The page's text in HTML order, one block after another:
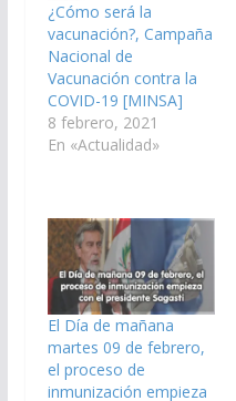
¿Cómo será la
vacunación?, Campaña
Nacional de
Vacunación contra la
COVID-19 [MINSA]
8 febrero, 2021
En «Actualidad»
El Día de mañana
martes 09 de febrero,
el proceso de
inmunización empieza